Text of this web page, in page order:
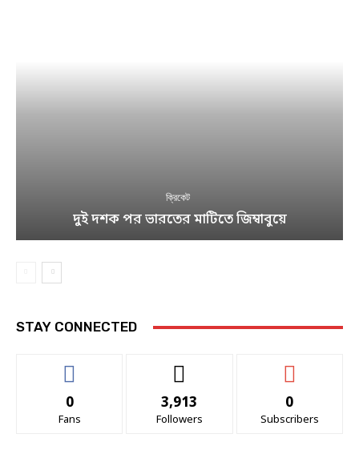
ক্রিকেট
দুই দশক পর ভারতের মাটিতে জিম্বাবুয়ে
STAY CONNECTED
0
Fans
3,913
Followers
0
Subscribers